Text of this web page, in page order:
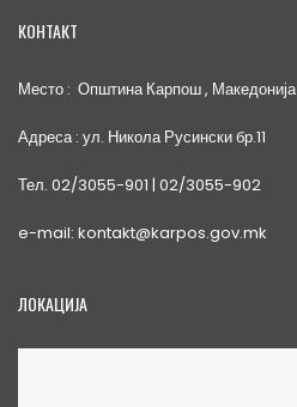
КОНТАКТ
Место : Општина Карпош , Македонија
Адреса : ул. Никола Русински бр.11
Тел. 02/3055-901 | 02/3055-902
e-mail: kontakt@karpos.gov.mk
ЛОКАЦИЈА